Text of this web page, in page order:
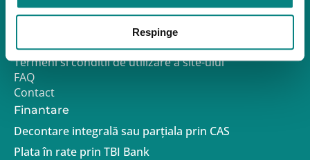
Respinge
Politica de Cookies
Politica de Reclamații și Retururi
Formular de retur
Termeni si conditii de utilizare a site-ului
FAQ
Contact
Finantare
Decontare integrală sau parțiala prin CAS
Plata în rate prin TBI Bank